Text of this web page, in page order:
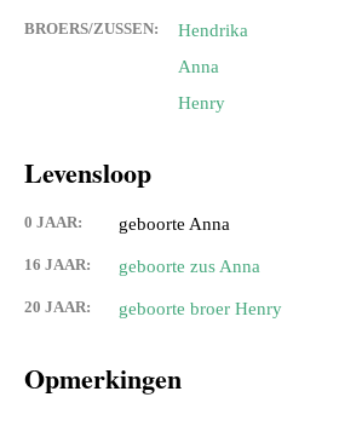
BROERS/ZUSSEN:
Hendrika
Anna
Henry
Levensloop
0 JAAR: geboorte Anna
16 JAAR: geboorte zus Anna
20 JAAR: geboorte broer Henry
Opmerkingen